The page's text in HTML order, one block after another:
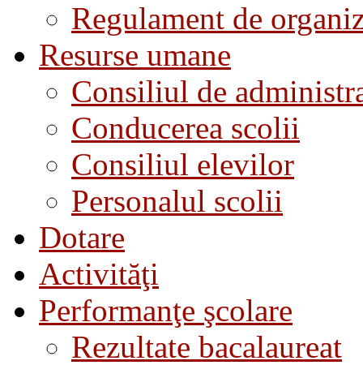
Regulament de
Resurse umane
Consiliul de
Conducerea scolii
Consiliul elevilor
Personalul scolii
Dotare
Activităţi
Performanţe şcolare
Rezultate bacalaureat